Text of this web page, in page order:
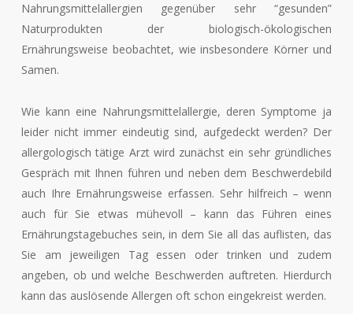
Nahrungsmittelallergien gegenüber sehr “gesunden”
Naturprodukten der biologisch-ökologischen
Ernährungsweise beobachtet, wie insbesondere Körner und
Samen.
Wie kann eine Nahrungsmittelallergie, deren Symptome ja
leider nicht immer eindeutig sind, aufgedeckt werden? Der
allergologisch tätige Arzt wird zunächst ein sehr gründliches
Gespräch mit Ihnen führen und neben dem Beschwerdebild
auch Ihre Ernährungsweise erfassen. Sehr hilfreich – wenn
auch für Sie etwas mühevoll – kann das Führen eines
Ernährungstagebuches sein, in dem Sie all das auflisten, das
Sie am jeweiligen Tag essen oder trinken und zudem
angeben, ob und welche Beschwerden auftreten. Hierdurch
kann das auslösende Allergen oft schon eingekreist werden.